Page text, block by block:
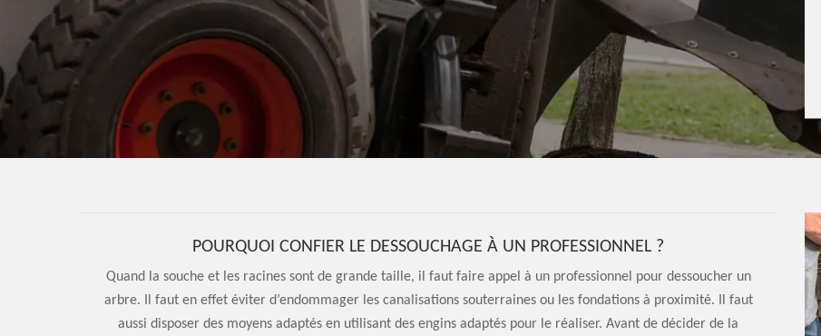
POURQUOI CONFIER LE DESSOUCHAGE À UN PROFESSIONNEL ?
Quand la souche et les racines sont de grande taille, il faut faire appel à un professionnel pour dessoucher un
arbre. Il faut en effet éviter d’endommager les canalisations souterraines ou les fondations à proximité. Il faut
aussi disposer des moyens adaptés en utilisant des engins adaptés pour le réaliser. Avant de décider de la